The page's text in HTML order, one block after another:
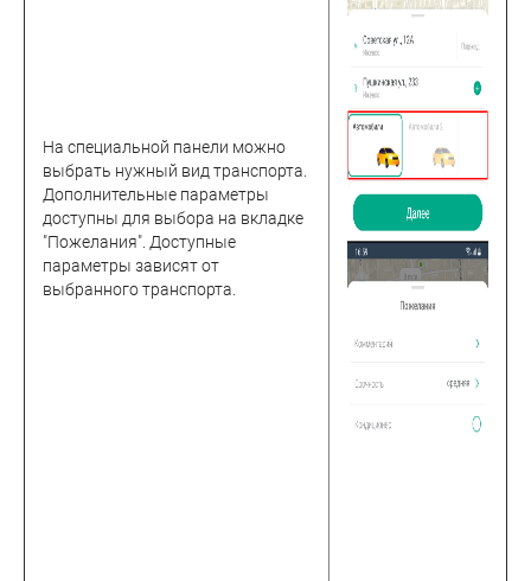
На специальной панели можно
выбрать нужный вид транспорта.
Дополнительные параметры
доступны для выбора на вкладке
"Пожелания". Доступные
параметры зависят от
выбранного транспорта.